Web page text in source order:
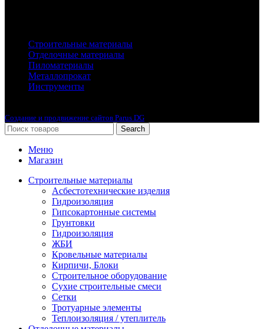
Строительные материалы
Отделочные материалы
Пиломатериалы
Металлопрокат
Инструменты
Создание и продвижение сайтов Parus DG
Search
Меню
Магазин
Строительные материалы
Асбестотехнические изделия
Гидроизоляция
Гипсокартонные системы
Грунтовки
Гидроизоляция
ЖБИ
Кровельные материалы
Кирпичи, Блоки
Строительное оборудование
Сухие строительные смеси
Сетки
Тротуарные элементы
Теплоизоляция / утеплитель